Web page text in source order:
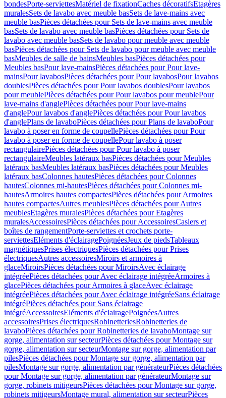
bondesPorte-serviettesMatériel de fixationCaches décoratifsEtagères
muralesSets de lavabo avec meuble basSets de lave-mains avec
meuble basPièces détachées pour Sets de lave-mains avec meuble
basSets de lavabo avec meuble basPièces détachées pour Sets de
lavabo avec meuble basSets de lavabo pour meuble avec meuble
basPièces détachées pour Sets de lavabo pour meuble avec meuble
basMeubles de salle de bainsMeubles basPièces détachées pour
Meubles basPour lave-mainsPièces détachées pour Pour lave-
mainsPour lavabosPièces détachées pour Pour lavabosPour lavabos
doublesPièces détachées pour Pour lavabos doublesPour lavabos
pour meublePièces détachées pour Pour lavabos pour meublePour
lave-mains d'anglePièces détachées pour Pour lave-mains
d'anglePour lavabos d'anglePièces détachées pour Pour lavabos
d'anglePlans de lavaboPièces détachées pour Plans de lavaboPour
lavabo à poser en forme de coupellePièces détachées pour Pour
lavabo à poser en forme de coupellePour lavabo à poser
rectangulairePièces détachées pour Pour lavabo à poser
rectangulaireMeubles latéraux basPièces détachées pour Meubles
latéraux basMeubles latéraux basPièces détachées pour Meubles
latéraux basColonnes hautesPièces détachées pour Colonnes
hautesColonnes mi-hautesPièces détachées pour Colonnes mi-
hautesArmoires hautes compactesPièces détachées pour Armoires
hautes compactesAutres meublesPièces détachées pour Autres
meublesEtagères muralesPièces détachées pour Etagères
muralesAccessoiresPièces détachées pour AccessoiresCasiers et
boîtes de rangementPorte-serviettes et crochets porte-
serviettesEléments d'éclairagePoignéesJeux de piedsTableaux
magnétiquesPrises électriquesPièces détachées pour Prises
électriquesAutres accessoiresMiroirs et armoires à
glaceMiroirsPièces détachées pour MiroirsAvec éclairage
intégréePièces détachées pour Avec éclairage intégréeArmoires à
glacePièces détachées pour Armoires à glaceAvec éclairage
intégréePièces détachées pour Avec éclairage intégréeSans éclairage
intégréPièces détachées pour Sans éclairage
intégréAccessoiresEléments d'éclairagePoignéesAutres
accessoiresPrises électriquesRobinetteriesRobinetteries de
lavaboPièces détachées pour Robinetteries de lavaboMontage sur
gorge, alimentation sur secteurPièces détachées pour Montage sur
gorge, alimentation sur secteurMontage sur gorge, alimentation par
pilesPièces détachées pour Montage sur gorge, alimentation par
pilesMontage sur gorge, alimentation par générateurPièces détachées
pour Montage sur gorge, alimentation par générateurMontage sur
gorge, robinets mitigeursPièces détachées pour Montage sur gorge,
robinets mitigeursMontage mural, alimentation sur secteurPièces